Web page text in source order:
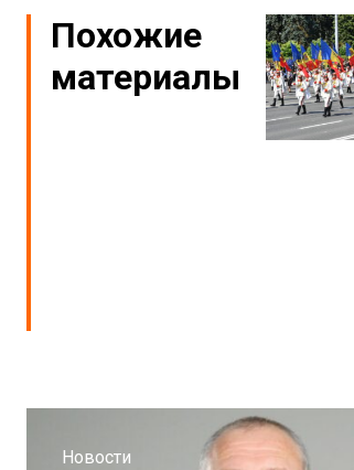
Похожие
материалы
Новости